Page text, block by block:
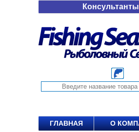
Консультанты
ГЛАВНАЯ О